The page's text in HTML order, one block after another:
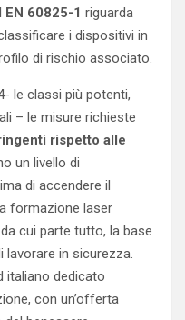
EN 60825-1 riguarda
i dispositivi in
di rischio associato.
le classi più potenti,
– le misure richieste
rispetto alle
un livello di
di accendere il
formazione laser
cui parte tutto, la base
in sicurezza.
italiano dedicato
con un’offerta